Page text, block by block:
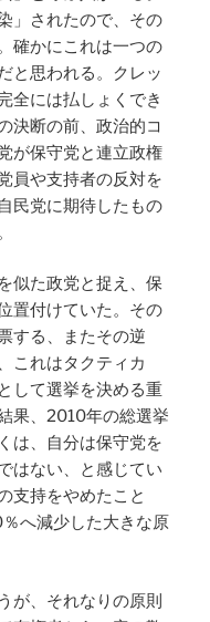
」されたので、その
確かにこれは一つの
と思われる。クレッ
全には払しょくでき
決断の前、政治的コ
が保守党と連立政権
員や支持者の反対を
民党に期待したもの
似た政党と捉え、保
置付けていた。その
する、またその逆
これはタクティカ
して選挙を決める重
果、2010年の総選挙
は、自分は保守党を
はない、と感じてい
支持をやめたこと
へ減少した大きな原
が、それなりの原則